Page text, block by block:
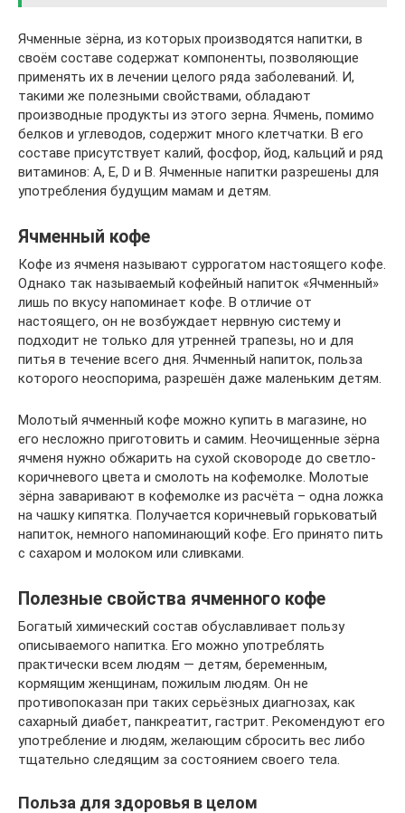
Ячменные зёрна, из которых производятся напитки, в
своём составе содержат компоненты, позволяющие
применять их в лечении целого ряда заболеваний. И,
такими же полезными свойствами, обладают
производные продукты из этого зерна. Ячмень, помимо
белков и углеводов, содержит много клетчатки. В его
составе присутствует калий, фосфор, йод, кальций и ряд
витаминов: А, Е, D и В. Ячменные напитки разрешены для
употребления будущим мамам и детям.
Ячменный кофе
Кофе из ячменя называют суррогатом настоящего кофе.
Однако так называемый кофейный напиток «Ячменный»
лишь по вкусу напоминает кофе. В отличие от
настоящего, он не возбуждает нервную систему и
подходит не только для утренней трапезы, но и для
питья в течение всего дня. Ячменный напиток, польза
которого неоспорима, разрешён даже маленьким детям.
Молотый ячменный кофе можно купить в магазине, но
его несложно приготовить и самим. Неочищенные зёрна
ячменя нужно обжарить на сухой сковороде до светло-
коричневого цвета и смолоть на кофемолке. Молотые
зёрна заваривают в кофемолке из расчёта – одна ложка
на чашку кипятка. Получается коричневый горьковатый
напиток, немного напоминающий кофе. Его принято пить
с сахаром и молоком или сливками.
Полезные свойства ячменного кофе
Богатый химический состав обуславливает пользу
описываемого напитка. Его можно употреблять
практически всем людям — детям, беременным,
кормящим женщинам, пожилым людям. Он не
противопоказан при таких серьёзных диагнозах, как
сахарный диабет, панкреатит, гастрит. Рекомендуют его
употребление и людям, желающим сбросить вес либо
тщательно следящим за состоянием своего тела.
Польза для здоровья в целом